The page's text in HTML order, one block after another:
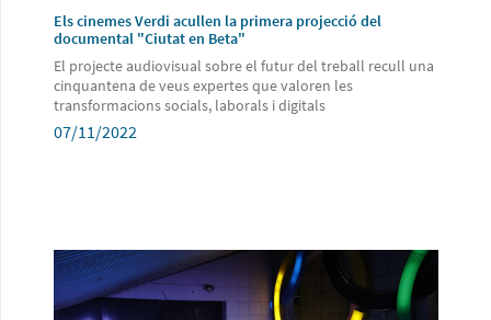
Els cinemes Verdi acullen la primera projecció del
documental "Ciutat en Beta"
El projecte audiovisual sobre el futur del treball recull una
cinquantena de veus expertes que valoren les
transformacions socials, laborals i digitals
07/11/2022